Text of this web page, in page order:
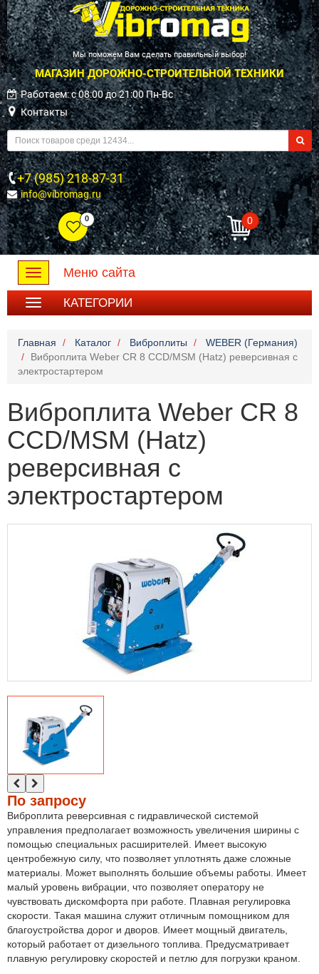
Мы поможем Вам сделать правильный выбор!
МАГАЗИН ДОРОЖНО-СТРОИТЕЛЬНОЙ ТЕХНИКИ
Работаем: c 08:00 до 21:00 Пн-Вс
Контакты
+7 (985) 218-87-31
info@vibromag.ru
0 0
Toggle
navigation
Меню сайта
КАТЕГОРИИ
Главная Каталог Виброплиты
WEBER (Германия)
Виброплита Weber CR 8 CCD/MSM (Hatz) реверсивная с
электростартером
Виброплита Weber CR 8
CCD/MSM (Hatz)
реверсивная с
электростартером
По запросу
Виброплита реверсивная с гидравлической системой
управления предполагает возможность увеличения ширины с
помощью специальных расширителей. Имеет высокую
центробежную силу, что позволяет уплотнять даже сложные
материалы. Может выполнять большие объемы работы. Имеет
малый уровень вибрации, что позволяет оператору не
чувствовать дискомфорта при работе. Плавная регулировка
скорости. Такая машина служит отличным помощником для
благоустройства дорог и дворов. Имеет мощный двигатель,
который работает от дизельного топлива. Предусматривает
плавную регулировку скоростей и петлю для погрузки краном.